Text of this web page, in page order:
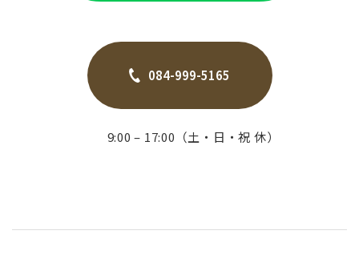
084-999-5165
9:00 – 17:00（土・日・祝 休）